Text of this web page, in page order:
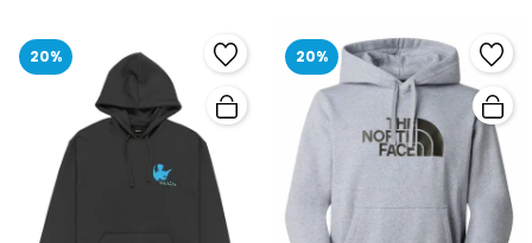
20% 20%